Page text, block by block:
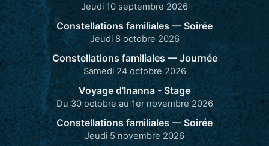
Jeudi 10 septembre 2026
Constellations familiales — Soirée
Jeudi 8 octobre 2026
Constellations familiales — Journée
Samedi 24 octobre 2026
Voyage d’Inanna - Stage
Du 30 octobre au 1er novembre 2026
Constellations familiales — Soirée
Jeudi 5 novembre 2026